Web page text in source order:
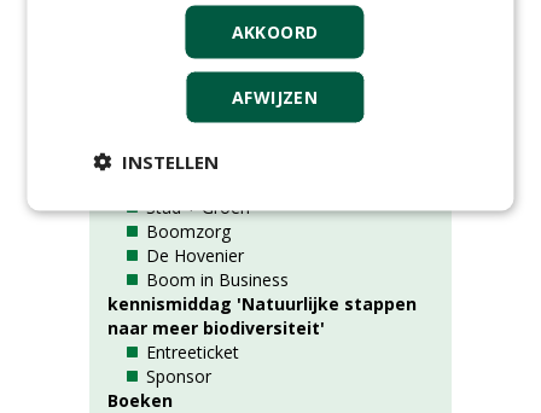
Rubrieken
Alle rubrieken
Fieldmanager
Stad + Groen
Boomzorg
De Hovenier
Boom in Business
kennismiddag 'Natuurlijke stappen
naar meer biodiversiteit'
Entreeticket
Sponsor
Boeken
AKKOORD
AFWIJZEN
INSTELLEN